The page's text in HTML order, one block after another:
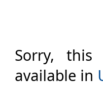
Sorry,
available in